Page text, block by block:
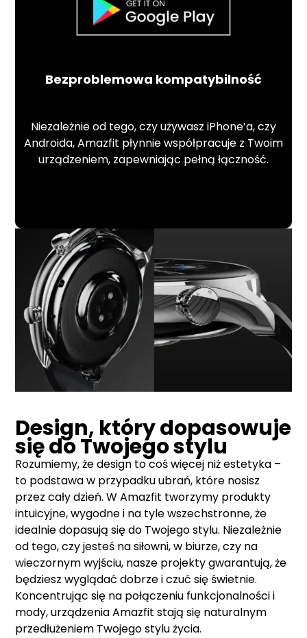
Niezależnie od tego, czy używasz iPhone’a, czy
Androida, Amazfit płynnie współpracuje z Twoim
urządzeniem, zapewniając pełną łączność.
Bezproblemowa kompatybilność
Design, który dopasowuje
się do Twojego stylu
Rozumiemy, że design to coś więcej niż estetyka –
to podstawa w przypadku ubrań, które nosisz
przez cały dzień. W Amazfit tworzymy produkty
intuicyjne, wygodne i na tyle wszechstronne, że
idealnie dopasują się do Twojego stylu. Niezależnie
od tego, czy jesteś na siłowni, w biurze, czy na
wieczornym wyjściu, nasze projekty gwarantują, że
będziesz wyglądać dobrze i czuć się świetnie.
Koncentrując się na połączeniu funkcjonalności i
mody, urządzenia Amazfit stają się naturalnym
przedłużeniem Twojego stylu życia.